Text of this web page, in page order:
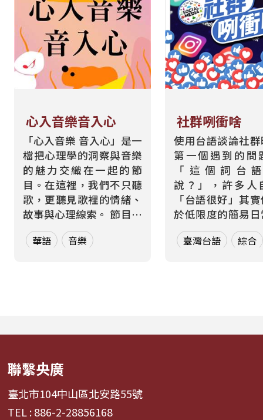
心入音樂音入心
「心入音樂 音入心」是一
檔把心理學的洞察與音樂
的魅力交織在一起的節
目。在這裡，我們不只聽
歌，更聽見歌裡的情緒、
故事與心理線索。 節目從
心理學的角度出發，帶領
聽眾探索音樂如何透過節
舞、想流淚...
華語 音樂
社群咧衝啥
使用台語談論社
第一個遇到的問
「這個詞台
說？」，許多人
「台語很好」其
於低限度的簡易
用語；然而當代
爆炸，每天都有
更需要在網路上、
臺灣台語 綜合
聯繫央廣
臺北市104中山區北安路55號
TEL : 886-2-28856168